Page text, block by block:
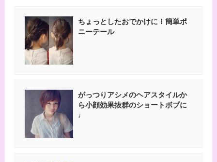
ちょっとしたおでかけに！簡単ポ
ニーテール
がっつりアシメのヘアスタイルか
ら小顔効果抜群のショートボブに
♩